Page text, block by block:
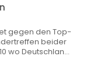
gegen den Top-
beider
wo Deutschland
dein Heimatland?